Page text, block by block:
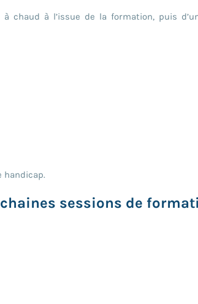
chaud à l’issue de la formation, puis
handicap.
sessions de